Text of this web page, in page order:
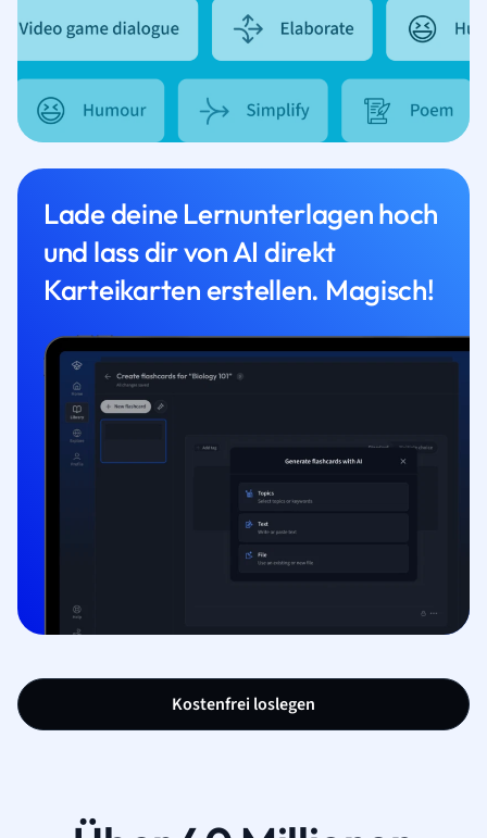
Lade deine Lernunterlagen hoch
und lass dir von AI direkt
Karteikarten erstellen. Magisch!
Kostenfrei loslegen